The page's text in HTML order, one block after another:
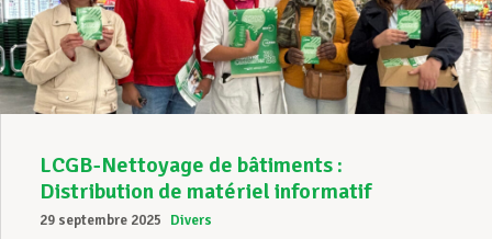
Assistance en vie privée
Devenir Membre
LCGB-Nettoyage de bâtiments :
Distribution de matériel informatif
29 septembre 2025 Divers